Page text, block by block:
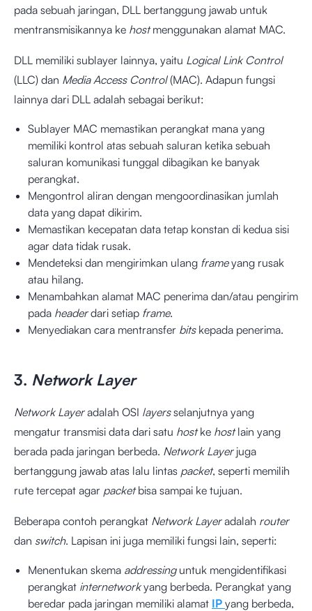
pada sebuah jaringan, DLL bertanggung jawab untuk
mentransmisikannya ke hostmenggunakan alamat MAC.
DLL memiliki sublayer lainnya, yaitu Logical Link Control
(LLC) dan Media Access Control(MAC). Adapun fungsi
lainnya dari DLL adalah sebagai berikut:
Sublayer MAC memastikan perangkat mana yang
memiliki kontrol atas sebuah saluran ketika sebuah
saluran komunikasi tunggal dibagikan ke banyak
perangkat.
Mengontrol aliran dengan mengoordinasikan jumlah
data yang dapat dikirim.
Memastikan kecepatan data tetap konstan di kedua sisi
agar data tidak rusak.
Mendeteksi dan mengirimkan ulang frameyang rusak
atau hilang.
Menambahkan alamat MAC penerima dan/atau pengirim
pada headerdari setiap frame.
Menyediakan cara mentransfer bits kepada penerima.
3. Network Layer
Network Layeradalah OSI layersselanjutnya yang
mengatur transmisi data dari satu hostke hostlain yang
berada pada jaringan berbeda. Network Layerjuga
bertanggung jawab atas lalu lintas packet, seperti memilih
rute tercepat agar packetbisa sampai ke tujuan.
Beberapa contoh perangkat Network Layeradalah router
dan switch. Lapisan ini juga memiliki fungsi lain, seperti:
Menentukan skema addressinguntuk mengidentifikasi
perangkat internetworkyang berbeda. Perangkat yang
beredar pada jaringan memiliki alamat IP yang berbeda,